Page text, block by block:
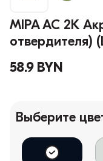
MIPA AC 2K
отвердителя)
58.9 BYN
Выберите